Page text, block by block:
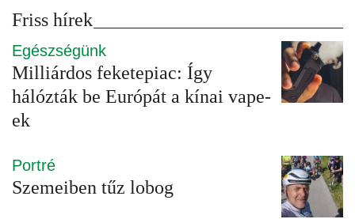
Friss hírek
Egészségünk
Milliárdos feketepiac: Így
hálózták be Európát a kínai vape-
ek
Portré
Szemeiben tűz lobog